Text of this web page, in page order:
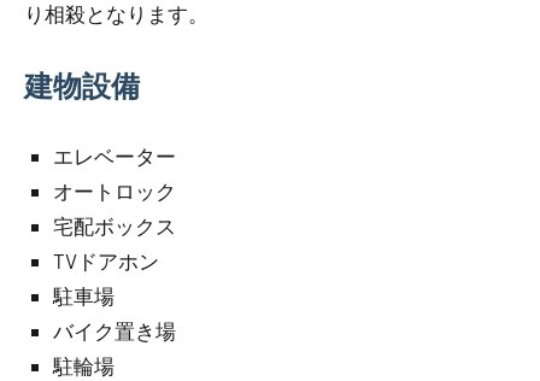
り相殺となります。
建物設備
エレベーター
オートロック
宅配ボックス
TVドアホン
駐車場
バイク置き場
駐輪場